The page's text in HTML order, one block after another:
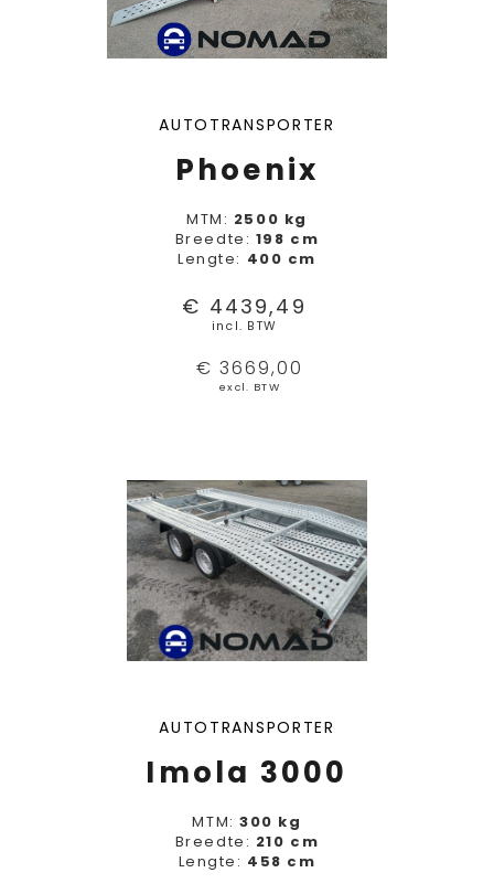
AUTOTRANSPORTER
Phoenix
MTM: 2500 kg
Breedte: 198 cm
Lengte: 400 cm
€ 4439,49
incl. BTW
€ 3669,00
excl. BTW
AUTOTRANSPORTER
Imola 3000
MTM:300 kg
Breedte: 210 cm
Lengte: 458 cm